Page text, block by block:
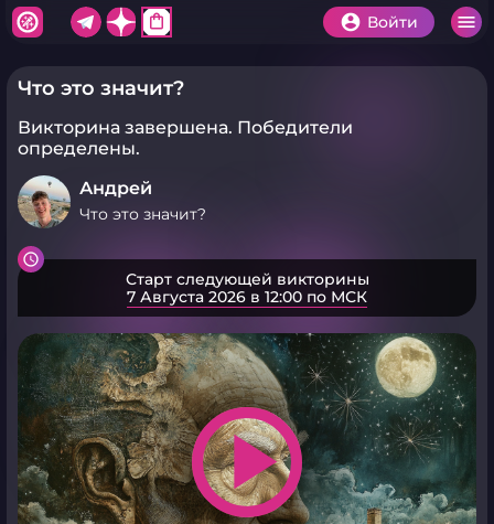
shopping_bag Войти
Что это значит?
Викторина завершена. Победители
определены.
Андрей
Что это значит?
Старт следующей викторины
7 Августа 2026 в 12:00 по МСК
play_arrow